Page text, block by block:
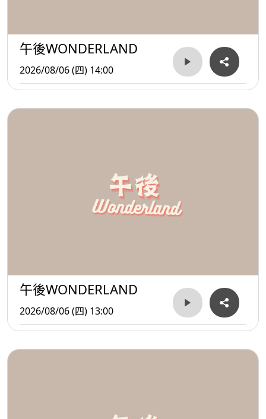
午後WONDERLAND
2026/08/06 (四) 14:00
午後WONDERLAND
2026/08/06 (四) 13:00